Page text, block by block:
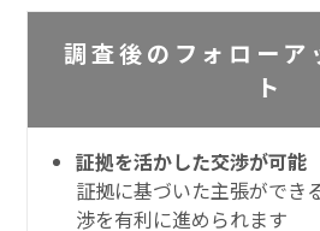
調査後のフォローア
ト
証拠を活かした交渉が可能
証拠に基づいた主張ができ
渉を有利に進められます